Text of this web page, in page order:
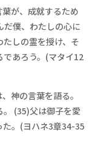
が、成就するため
だ僕、わたしの心に
しの霊を授け、そ
であろう。(マタイ12
神の言葉を語る。
(35)父は御子を愛
た。(ヨハネ3章34-35